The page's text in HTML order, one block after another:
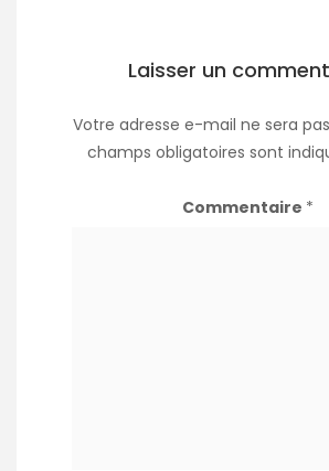
Laisser un
Votre adresse e-mail ne sera
champs obligatoires sont
Commentaire *